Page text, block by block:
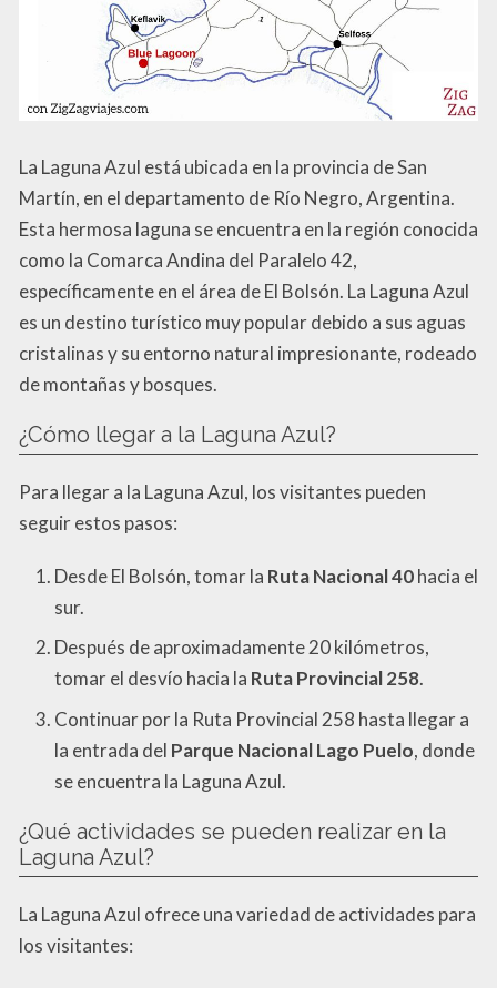
La Laguna Azul está ubicada en la provincia de San
Martín, en el departamento de Río Negro, Argentina.
Esta hermosa laguna se encuentra en la región conocida
como la Comarca Andina del Paralelo 42,
específicamente en el área de El Bolsón. La Laguna Azul
es un destino turístico muy popular debido a sus aguas
cristalinas y su entorno natural impresionante, rodeado
de montañas y bosques.
¿Cómo llegar a la Laguna Azul?
Para llegar a la Laguna Azul, los visitantes pueden
seguir estos pasos:
Desde El Bolsón, tomar la Ruta Nacional 40hacia el
sur.
Después de aproximadamente 20 kilómetros,
tomar el desvío hacia la Ruta Provincial 258.
Continuar por la Ruta Provincial 258 hasta llegar a
la entrada del Parque Nacional Lago Puelo, donde
se encuentra la Laguna Azul.
¿Qué actividades se pueden realizar en la
Laguna Azul?
La Laguna Azul ofrece una variedad de actividades para
los visitantes: